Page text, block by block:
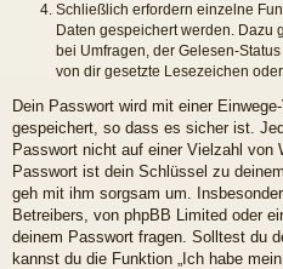
Schließlich erfordern einzelne
Daten gespeichert werden. Dazu
bei Umfragen, der Gelesen-
von dir gesetzte Lesezeichen
Dein Passwort wird mit einer
gespeichert, so dass es sicher ist.
Passwort nicht auf einer Vielzahl von
Passwort ist dein Schlüssel zu
geh mit ihm sorgsam um.
Betreibers, von phpBB Limited oder
deinem Passwort fragen. Solltest du
kannst du die Funktion „Ich habe